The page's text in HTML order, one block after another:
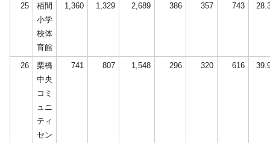
25
栢間
小学
校体
育館
1,360 1,329 2,689 386 357 743
26
栗橋
中央
コミ
ュニ
ティ
セン
741 807 1,548 296 320 616